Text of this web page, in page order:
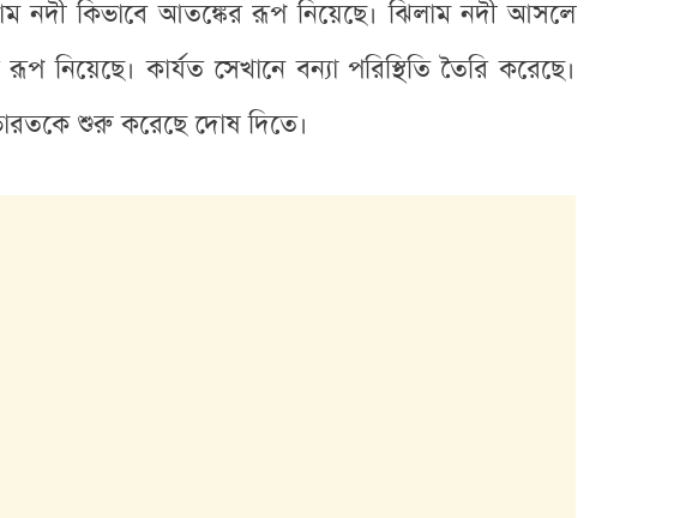
নদী কিভাবে আতঙ্কের রূপ নিয়েছে। ঝিলাম নদী আসলে
কার্যত সেখানে বন্যা পরিস্থিতি তৈরি করেছে।
শুরু করেছে দোষ দিতে।